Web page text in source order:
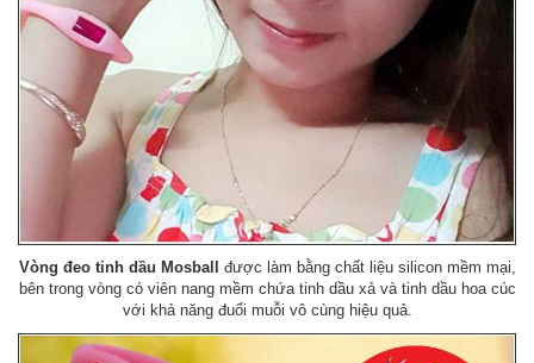
Vòng đeo tinh dầu Mosball được làm bằng chất liệu silicon mềm mại,
bên trong vòng có viên nang mềm chứa tinh dầu xả và tinh dầu hoa cúc
với khả năng đuổi muỗi vô cùng hiệu quả.